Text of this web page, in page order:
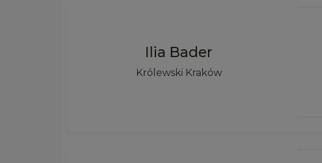
Ilia Bader
Królewski Kraków